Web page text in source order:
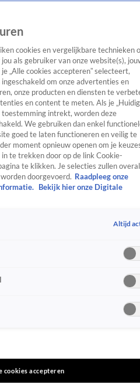
TV Algemeen
Tip
RealityCrimeVideo's
ex-GTST'er
cookies en vergelijkbare technieken
als gebruiker van onze website(s),
„Alle cookies accepteren” selecteert,
om onze advertenties en
onze producten en diensten te
en content te meten. Als je
toestemming intrekt, worden deze
We gebruiken dan enkel
goed te laten functioneren en veilig te
moment opnieuw openen om je
te trekken door op de link Cookie-
te klikken. Je selecties zullen overal
doorgevoerd. Raadpleeg onze
Bekijk hier onze Digitale
Altijd
cookies accepteren